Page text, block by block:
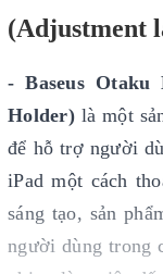
(Adjustment
- Baseus Otaku
Holder)là một
để hỗ trợ người
iPad một cách
sáng tạo, sản
người dùng trong